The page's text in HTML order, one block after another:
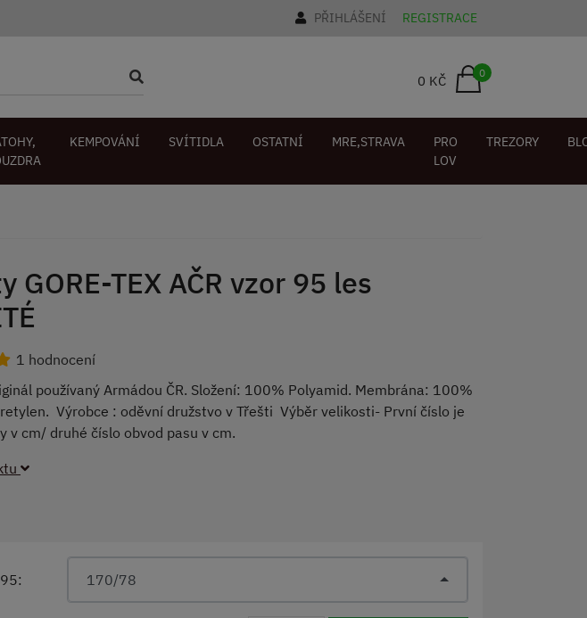
PŘIHLÁŠENÍ REGISTRACE
0 KČ 0
KEMPOVÁNÍ SVÍTIDLA OSTATNÍ MRE,STRAVA
PRO
LOV
TREZORY
GORE-TEX AČR vzor 95 les
1 hodnocení
používaný Armádou ČR. Složení: 100% Polyamid. Membrána: 100%
Výrobce : oděvní družstvo v Třešti Výběr velikosti- První číslo je
v cm/ druhé číslo obvod pasu v cm.
170/78